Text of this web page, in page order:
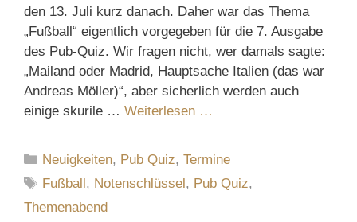
den 13. Juli kurz danach. Daher war das Thema
„Fußball“ eigentlich vorgegeben für die 7. Ausgabe
des Pub-Quiz. Wir fragen nicht, wer damals sagte:
„Mailand oder Madrid, Hauptsache Italien (das war
Andreas Möller)“, aber sicherlich werden auch
einige skurile … Weiterlesen …
Kategorien
Neuigkeiten, Pub Quiz,Termine
Schlagwörter
Fußball, Notenschlüssel, Pub Quiz,
Themenabend